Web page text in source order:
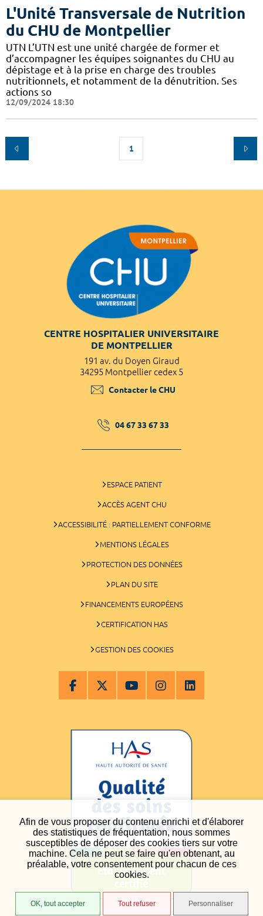
Afin de vous proposer du contenu enrichi et d'élaborer
des statistiques de fréquentation, nous sommes
susceptibles de déposer des cookies tiers sur votre
machine. Cela ne peut se faire qu'en obtenant, au
préalable, votre consentement pour chacun de ces
cookies.
OK, tout accepter Tout refuser Personnaliser
L'Unité Transversale de Nutrition
du CHU de Montpellier
UTN L’UTN est une unité chargée de former et
d’accompagner les équipes soignantes du CHU au
dépistage et à la prise en charge des troubles
nutritionnels, et notamment de la dénutrition. Ses
actions so
12/09/2024 18:30
1
CENTRE HOSPITALIER UNIVERSITAIRE
DE MONTPELLIER
191 av. du Doyen Giraud
34295 Montpellier cedex 5
Contacter le CHU
04 67 33 67 33
ESPACE PATIENT
ACCÈS AGENT CHU
ACCESSIBILITÉ : PARTIELLEMENT CONFORME
MENTIONS LÉGALES
PROTECTION DES DONNÉES
PLAN DU SITE
FINANCEMENTS EUROPÉENS
CERTIFICATION HAS
GESTION DES COOKIES